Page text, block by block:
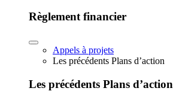
Règlement financier
Appels à projets
Les précédents Plans d’action
Les précédents Plans d’action